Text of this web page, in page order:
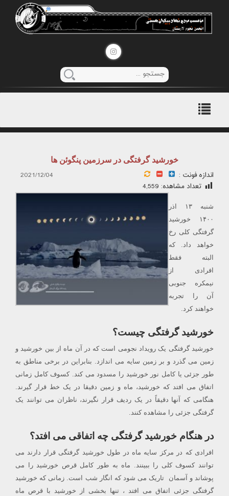
منوی
اصلی
خورشید گرفتگی در سرزمین پنگوئن ها
اندازه فونت :
2021/12/04
تعداد مشاهده: 4,559
شنبه ۱۳ اذر
۱۴۰۰ خورشید
گرفتگی کلی رخ
خواهد داد. که
البته فقط
افرادی از
نیمکره جنوبی
آن را تجربه
خواهند کرد.
خورشید گرفتگی چیست؟
خورشید گرفتگی یک رویداد نجومی است که در آن ماه از بین خورشید و
زمین می گذرد و بر زمین سایه می اندازد. بنابراین در برخی مناطق به
طور جزئی یا کامل نور خورشید را مسدود می کند. کسوف کامل زمانی
اتفاق می افتد که خورشید، ماه و زمین دقیقا در یک خط قرار گیرند.
هنگامی که آنها دقیقاً در یک ردیف قرار نگیرند، ناظران می توانند یک
گرفتگی جزئی را مشاهده کنند.
در هنگام خورشید گرفتگی چه اتفاقی می افتد؟
افرادی که در مرکز سایه ماه در طول خورشید گرفتگی قرار دارند می
توانند کسوف کلی را ببینند. ماه به طور کامل قرص خورشید را می
پوشاند و آسمان تاریک می شود که انگار شب است. زمانی که خورشید
گرفتگی جزئی اتفاق می افتد ، تنها بخشی از خورشید با قرص ماه